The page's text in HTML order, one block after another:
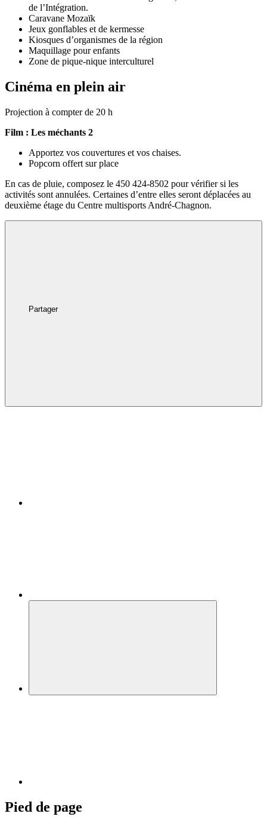
de l’Intégration.
Caravane Mozaïk
Jeux gonflables et de kermesse
Kiosques d’organismes de la région
Maquillage pour enfants
Zone de pique-nique interculturel
Cinéma en plein air
Projection à compter de 20 h
Film : Les méchants 2
Apportez vos couvertures et vos chaises.
Popcorn offert sur place
En cas de pluie, composez le 450 424-8502 pour vérifier si les
activités sont annulées. Certaines d’entre elles seront déplacées au
deuxième étage du Centre multisports André-Chagnon.
Partager
Pied de page